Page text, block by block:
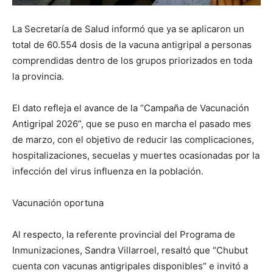
La Secretaría de Salud informó que ya se aplicaron un
total de 60.554 dosis de la vacuna antigripal a personas
comprendidas dentro de los grupos priorizados en toda
la provincia.
El dato refleja el avance de la “Campaña de Vacunación
Antigripal 2026”, que se puso en marcha el pasado mes
de marzo, con el objetivo de reducir las complicaciones,
hospitalizaciones, secuelas y muertes ocasionadas por la
infección del virus influenza en la población.
Vacunación oportuna
Al respecto, la referente provincial del Programa de
Inmunizaciones, Sandra Villarroel, resaltó que “Chubut
cuenta con vacunas antigripales disponibles” e invitó a